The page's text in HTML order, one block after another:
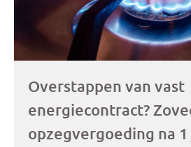
Overstappen van vast
energiecontract?
opzegvergoeding na